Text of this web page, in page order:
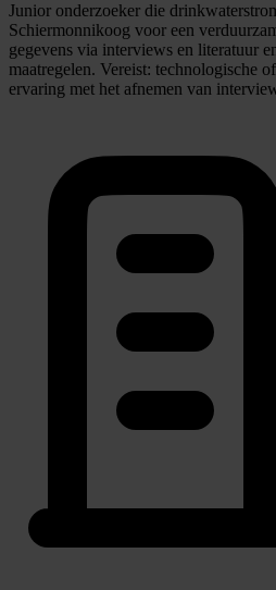
Junior onderzoeker die
Schiermonnikoog voor een
gegevens via interviews en literatuur
maatregelen. Vereist: technologische
ervaring met het afnemen van